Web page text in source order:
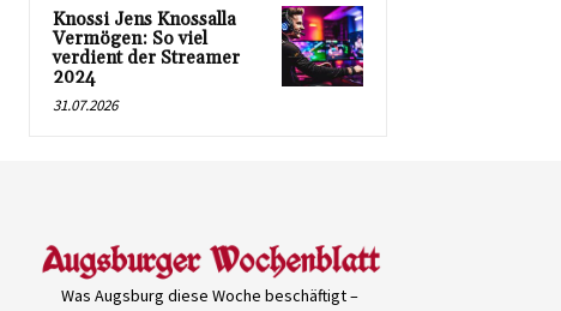
Knossi Jens Knossalla
Vermögen: So viel
verdient der Streamer
2024
31.07.2026
Was Augsburg diese Woche beschäftigt –